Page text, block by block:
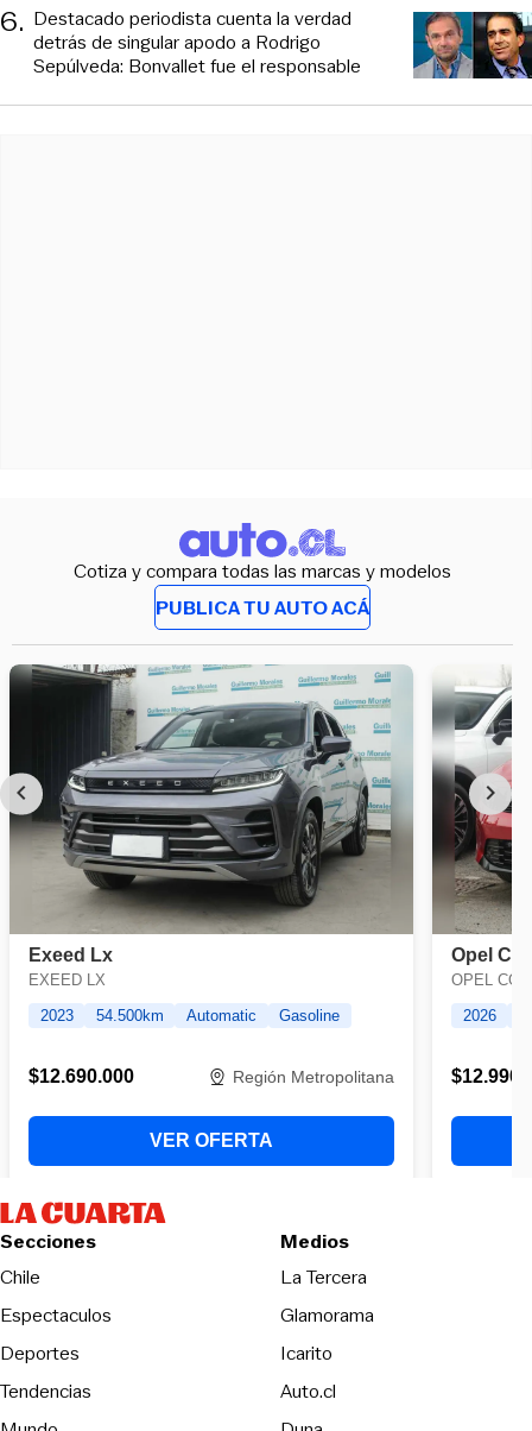
6. Destacado periodista cuenta la verdad
detrás de singular apodo a Rodrigo
Sepúlveda: Bonvallet fue el responsable
Cotiza y compara todas las marcas y modelos
PUBLICA TU AUTO ACÁ
Secciones
Chile
Espectaculos
Deportes
Tendencias
Medios
La Tercera
Glamorama
Icarito
Auto.cl